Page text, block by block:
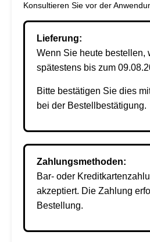
Konsultieren Sie vor der
Lieferung:
Wenn Sie heute bestellen,
spätestens bis zum
Bitte bestätigen Sie dies
bei der Bestellbestätigung.
Zahlungsmethoden:
Bar- oder
akzeptiert. Die Zahlung
Bestellung.